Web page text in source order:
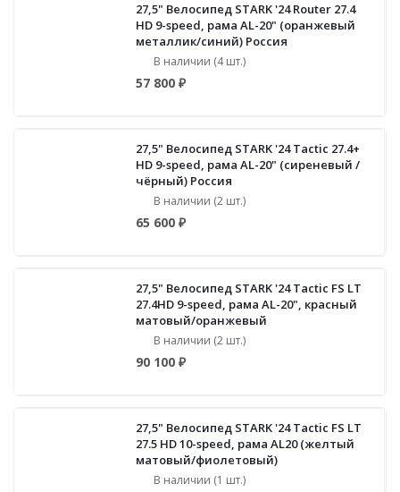
27,5" Велосипед STARK '24 Router 27.4
HD 9-speed, рама AL-20" (оранжевый
металлик/синий) Россия
В наличии (4 шт.)
57 800 ₽
27,5" Велосипед STARK '24 Tactic 27.4+
HD 9-speed, рама AL-20" (сиреневый /
чёрный) Россия
В наличии (2 шт.)
65 600 ₽
27,5" Велосипед STARK '24 Tactic FS LT
27.4HD 9-speed, рама AL-20", красный
матовый/оранжевый
В наличии (2 шт.)
90 100 ₽
27,5" Велосипед STARK '24 Tactic FS LT
27.5 HD 10-speed, рама AL20 (желтый
матовый/фиолетовый)
В наличии (1 шт.)